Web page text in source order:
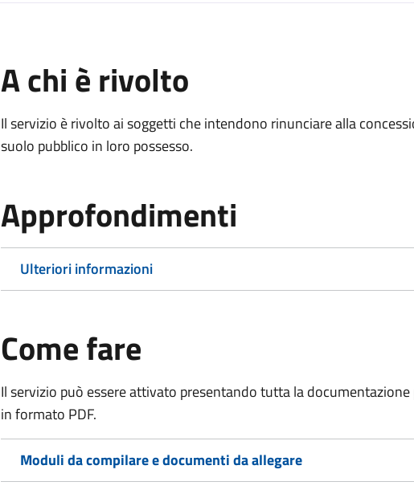
A chi è rivolto
Il servizio è rivolto ai soggetti che intendono rinunciare alla
suolo pubblico in loro possesso.
Approfondimenti
Ulteriori informazioni
Come fare
Il servizio può essere attivato presentando tutta la
in formato PDF.
Moduli da compilare e documenti da allegare